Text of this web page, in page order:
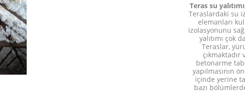
Teras su yalıtımı
Teraslardaki su
elemanları
izolasyonunu
yalıtımı çok
Teraslar,
betonarme
yapılmasının
içinde yerine
bazı